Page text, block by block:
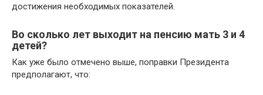
достижения необходимых показателей.
Во сколько лет выходит на пенсию мать 3 и 4
детей?
Как уже было отмечено выше, поправки Президента
предполагают, что: